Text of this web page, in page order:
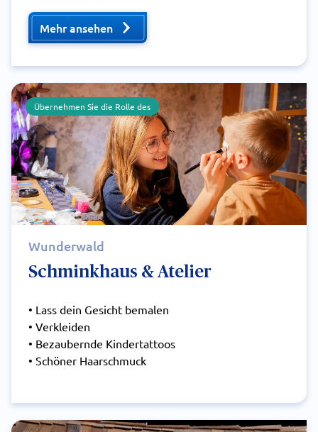
Mehr ansehen
Übernehmen Sie die Rolle des
Wunderwald
Schminkhaus & Atelier
• Lass dein Gesicht bemalen
• Verkleiden
• Bezaubernde Kindertattoos
• Schöner Haarschmuck